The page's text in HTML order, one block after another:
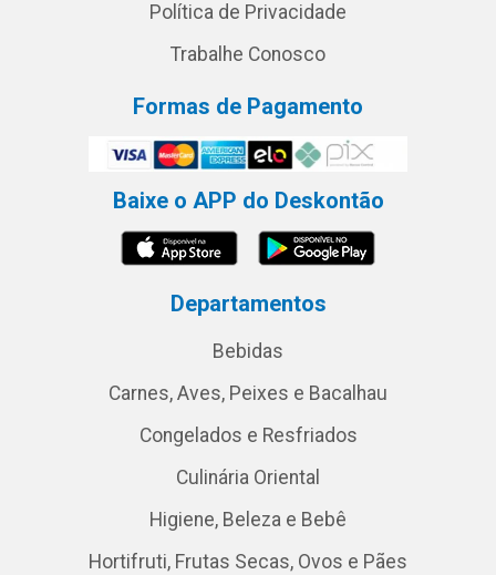
Política de Privacidade
Trabalhe Conosco
Formas de Pagamento
Baixe o APP do Deskontão
Departamentos
Bebidas
Carnes, Aves, Peixes e Bacalhau
Congelados e Resfriados
Culinária Oriental
Higiene, Beleza e Bebê
Hortifruti, Frutas Secas, Ovos e Pães